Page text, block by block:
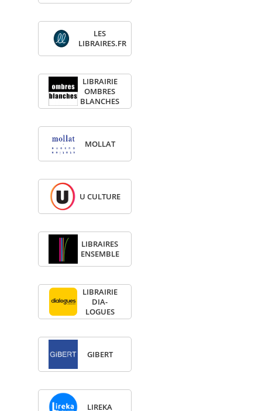
LES
LIBRAIRES.FR
LIBRAI­RIE
OMBRES
BLANCHES
MOL­LAT
U CULTURE
LIBRAIRES
ENSEMBLE
LIBRAI­RIE
DIA­
LOGUES
GIBERT
LIREKA